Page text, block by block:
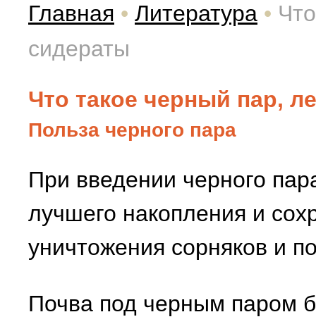
Главная • Литература •
сидераты
Что такое черный пар,
Польза черного пара
При введении черного
лучшего накопления и
уничтожения сорняков и
Почва под черным паром